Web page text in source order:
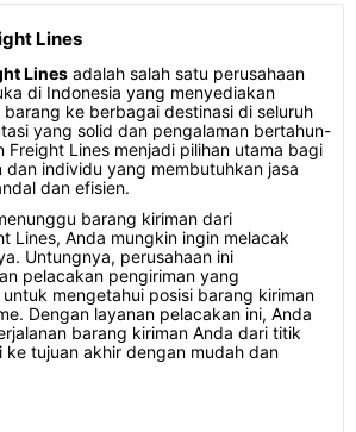
Lines
Lines adalah salah satu perusahaan
di Indonesia yang menyediakan
barang ke berbagai destinasi di seluruh
yang solid dan pengalaman bertahun-
Freight Lines menjadi pilihan utama bagi
dan individu yang membutuhkan jasa
dan efisien.
barang kiriman dari
Lines, Anda mungkin ingin melacak
Untungnya, perusahaan ini
pelacakan pengiriman yang
mengetahui posisi barang kiriman
Dengan layanan pelacakan ini, Anda
barang kiriman Anda dari titik
ke tujuan akhir dengan mudah dan